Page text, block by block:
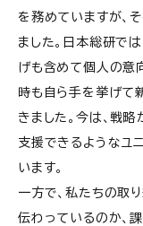
を務めていますが、
ました。日本総研で
げも含めて個人の意
時も自ら手を挙げて
きました。今は、戦
支援できるようなユ
います。
一方で、私たちの取
伝わっているのか、